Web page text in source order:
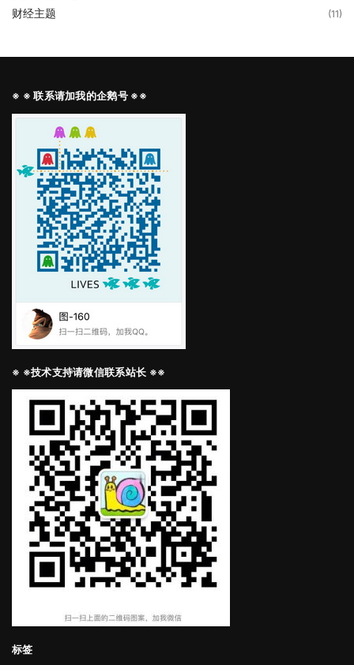
财经主题 (11)
※ ※ 联系请加我的企鹅号 ※※
※ ※技术支持请微信联系站长 ※※
标签